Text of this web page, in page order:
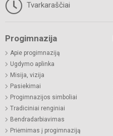
Tvarkaraščiai
Progimnazija
Apie progimnaziją
Ugdymo aplinka
Misija, vizija
Pasiekimai
Progimnazijos simboliai
Tradiciniai renginiai
Bendradarbiavimas
Priėmimas į progimnaziją